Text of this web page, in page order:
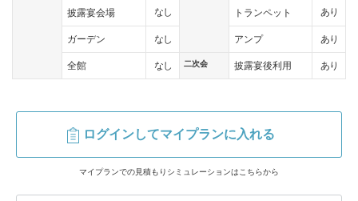
披露宴会場 なし
ガーデン なし
全館 なし
トランペット あり
アンプ あり
二次会 披露宴後利用 あり
ログインしてマイプランに入れる
マイプランでの見積もりシミュレーションはこちらから